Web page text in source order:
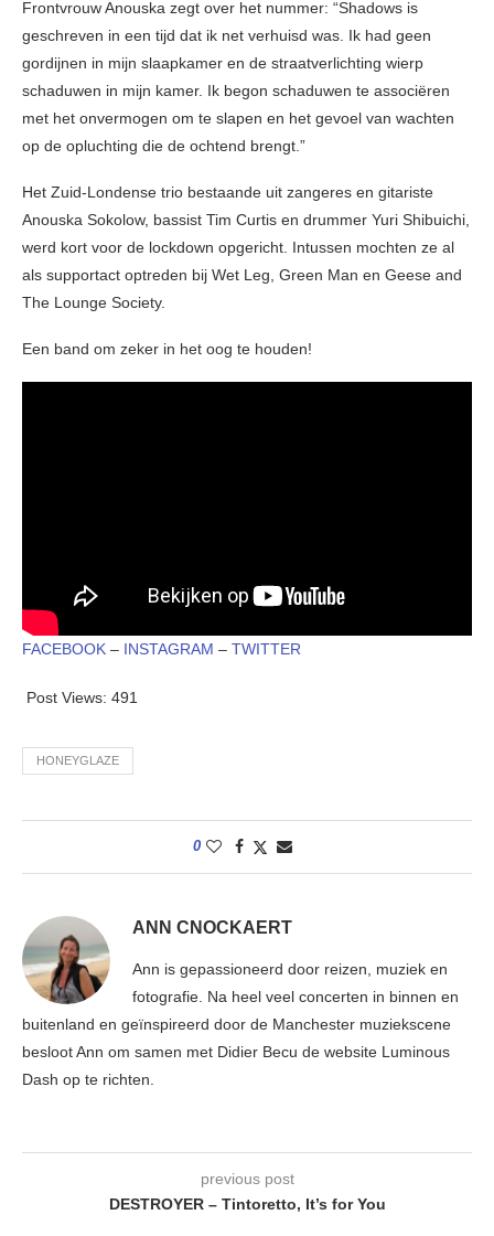
Frontvrouw Anouska zegt over het nummer: “Shadows is
geschreven in een tijd dat ik net verhuisd was. Ik had geen
gordijnen in mijn slaapkamer en de straatverlichting wierp
schaduwen in mijn kamer. Ik begon schaduwen te associëren
met het onvermogen om te slapen en het gevoel van wachten
op de opluchting die de ochtend brengt.”
Het Zuid-Londense trio bestaande uit zangeres en gitariste
Anouska Sokolow, bassist Tim Curtis en drummer Yuri Shibuichi,
werd kort voor de lockdown opgericht. Intussen mochten ze al
als supportact optreden bij Wet Leg, Green Man en Geese and
The Lounge Society.
Een band om zeker in het oog te houden!
FACEBOOK – INSTAGRAM – TWITTER
Post Views: 491
HONEYGLAZE
0
ANN CNOCKAERT
Ann is gepassioneerd door reizen, muziek en
fotografie. Na heel veel concerten in binnen en
buitenland en geïnspireerd door de Manchester muziekscene
besloot Ann om samen met Didier Becu de website Luminous
Dash op te richten.
previous post
DESTROYER – Tintoretto, It’s for You